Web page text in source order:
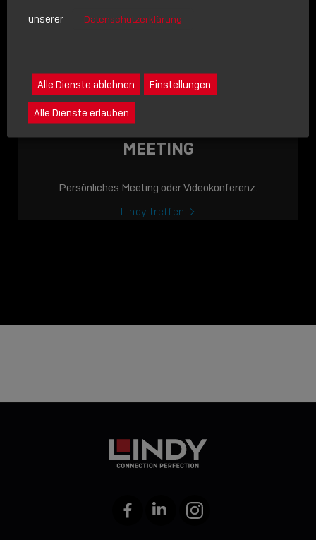
LINDY ACADEMY
JETZT ONLINE
VERFÜGBAR: DIE
LINDY ACADEMY –
WISSEN, DAS
Schreiben Sie lieber? Dann schicken Sie uns gerne eine
MEETING
Persönliches Meeting oder Videokonferenz.
Lindy treffen
FacebookLinkedIn Instagram
unserer
Datenschutzerklärung
Alle Dienste ablehnen Einstellungen
Alle Dienste erlauben